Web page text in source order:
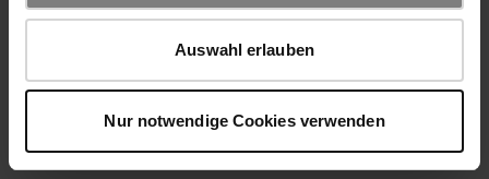
Auswahl erlauben
Nur notwendige Cookies verwenden